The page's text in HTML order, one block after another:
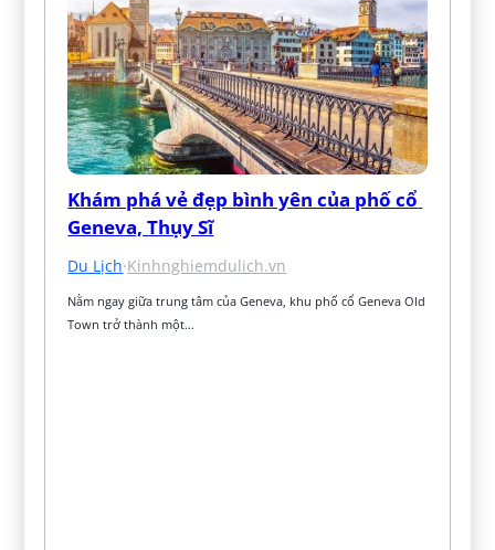
Khám phá vẻ đẹp bình yên của phố cổ
Geneva, Thụy Sĩ
Du Lịch·Kinhnghiemdulich.vn
Nằm ngay giữa trung tâm của Geneva, khu phố cổ Geneva Old
Town trở thành một…